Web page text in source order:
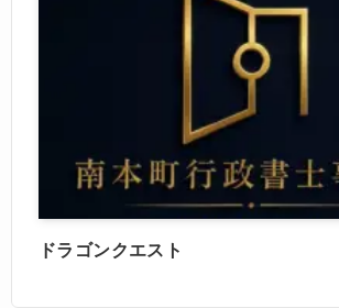
ドラゴンクエスト